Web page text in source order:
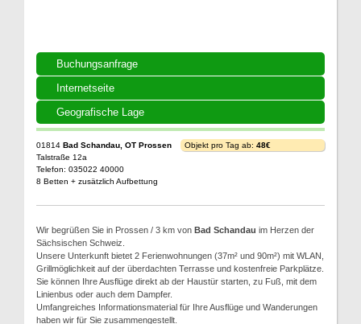
Buchungsanfrage
Internetseite
Geografische Lage
01814 Bad Schandau, OT Prossen
Talstraße 12a
Telefon: 035022 40000
8 Betten + zusätzlich Aufbettung
Objekt pro Tag ab: 48€
Wir begrüßen Sie in Prossen / 3 km von Bad Schandau im Herzen der
Sächsischen Schweiz.
Unsere Unterkunft bietet 2 Ferienwohnungen (37m² und 90m²) mit WLAN,
Grillmöglichkeit auf der überdachten Terrasse und kostenfreie Parkplätze.
Sie können Ihre Ausflüge direkt ab der Haustür starten, zu Fuß, mit dem
Linienbus oder auch dem Dampfer.
Umfangreiches Informationsmaterial für Ihre Ausflüge und Wanderungen
haben wir für Sie zusammengestellt.